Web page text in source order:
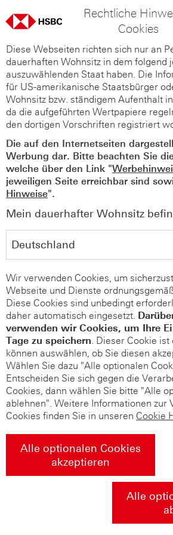
Rechtliche
Cookies
Diese Webseiten richten sich nur an
dauerhaften Wohnsitz in dem folgend
auszuwählenden Staat haben. Die
für US-amerikanische Staatsbürger
Wohnsitz bzw. ständigem Aufenthalt
da die aufgeführten Wertpapiere
den dortigen Vorschriften registriert
Die auf den Internetseiten
Werbung dar. Bitte beachten Sie
welche über den Link "
jeweiligen Seite erreichbar sind
Hinweise".
Mein dauerhafter Wohnsitz
Wir verwenden Cookies, um
Webseite und Dienste
Diese Cookies sind unbedingt
daher automatisch eingesetzt.
verwenden wir Cookies, um Ihre
Tage zu speichern. Dieser Cookie ist
können auswählen, ob Sie diesen
Wählen Sie dazu "Alle optionalen
Entscheiden Sie sich gegen die
Cookies, dann wählen Sie bitte "Alle
ablehnen". Weitere Informationen zur
Cookies finden Sie in unseren Cookie
Alle optionalen Cookies
akzeptieren
Alle